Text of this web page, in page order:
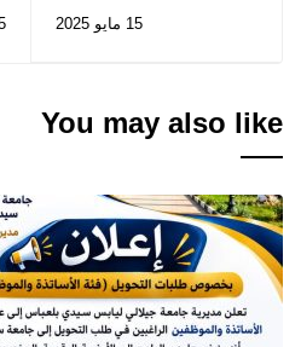
15 مايو 2025 15
You may also like